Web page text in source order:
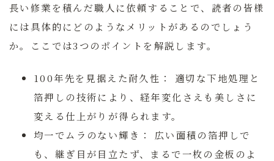
長い修業を積んだ職人に依頼することで、読者の皆様
には具体的にどのようなメリットがあるのでしょう
か。ここでは3つのポイントを解説します。
100年先を見据えた耐久性：
適切な下地処理と
箔押しの技術により、経年変化さえも美しさに
変える仕上がりが得られます。
均一でムラのない輝き：
広い面積の箔押しで
も、継ぎ目が目立たず、まるで一枚の金板のよ